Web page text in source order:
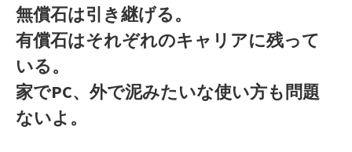
無償石は引き継げる。
有償石はそれぞれのキャリアに残って
いる。
家でPC、外で泥みたいな使い方も問題
ないよ。